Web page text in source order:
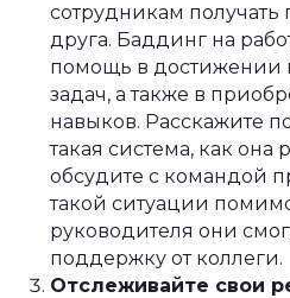
сотрудникам получать
друга. Баддинг на
помощь в достижении
задач, а также в
навыков. Расскажите
такая система, как она
обсудите с командой
такой ситуации
руководителя они
поддержку от коллеги.
Отслеживайте свои